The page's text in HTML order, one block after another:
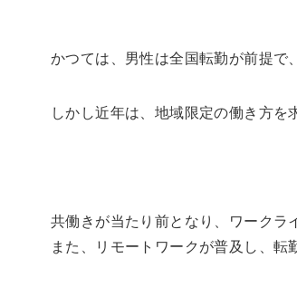
かつては、男性は全国転勤が前提で
しかし近年は、地域限定の働き方を
共働きが当たり前となり、ワークラ
また、リモートワークが普及し、転